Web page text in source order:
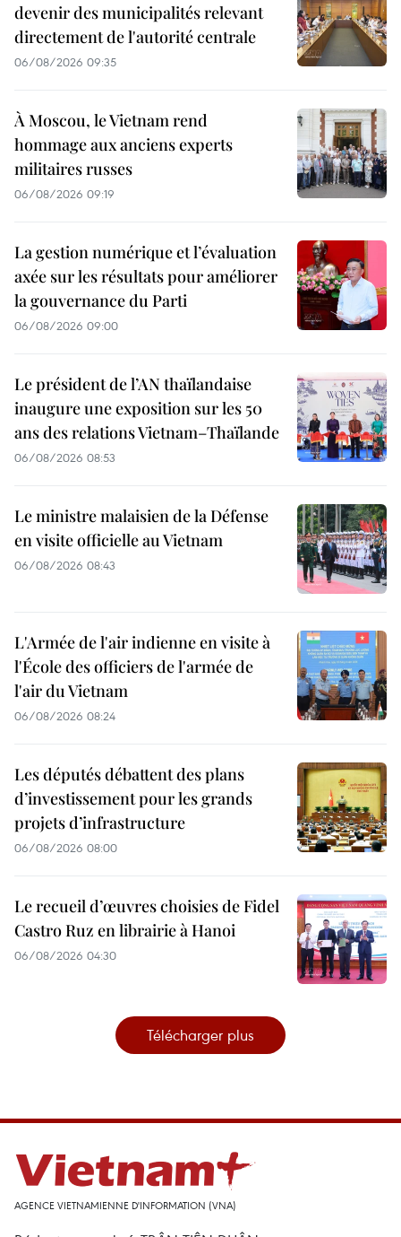
devenir des municipalités relevant
directement de l'autorité centrale
06/08/2026 09:35
À Moscou, le Vietnam rend
hommage aux anciens experts
militaires russes
06/08/2026 09:19
La gestion numérique et l’évaluation
axée sur les résultats pour améliorer
la gouvernance du Parti
06/08/2026 09:00
Le président de l’AN thaïlandaise
inaugure une exposition sur les 50
ans des relations Vietnam–Thaïlande
06/08/2026 08:53
Le ministre malaisien de la Défense
en visite officielle au Vietnam
06/08/2026 08:43
L'Armée de l'air indienne en visite à
l'École des officiers de l'armée de
l'air du Vietnam
06/08/2026 08:24
Les députés débattent des plans
d’investissement pour les grands
projets d’infrastructure
06/08/2026 08:00
Le recueil d’œuvres choisies de Fidel
Castro Ruz en librairie à Hanoi
06/08/2026 04:30
Télécharger plus
AGENCE VIETNAMIENNE D'INFORMATION (VNA)